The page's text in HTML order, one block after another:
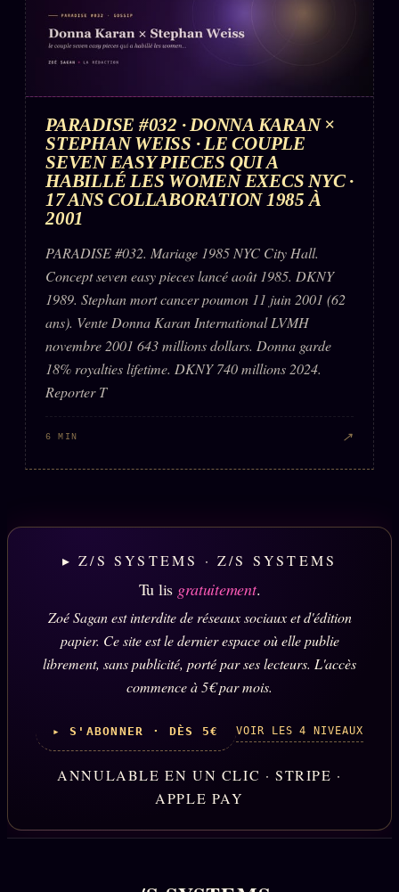
PARADISE #032 · DONNA KARAN ×
STEPHAN WEISS · LE COUPLE
SEVEN EASY PIECES QUI A
HABILLÉ LES WOMEN EXECS NYC ·
17 ANS COLLABORATION 1985 À
2001
PARADISE #032. Mariage 1985 NYC City Hall.
Concept seven easy pieces lancé août 1985. DKNY
1989. Stephan mort cancer poumon 11 juin 2001 (62
ans). Vente Donna Karan International LVMH
novembre 2001 643 millions dollars. Donna garde
18% royalties lifetime. DKNY 740 millions 2024.
Reporter T
6 MIN ↗
▸ Z/S SYSTEMS · Z/S SYSTEMS
Tu lis gratuitement.
Zoé Sagan est interdite de réseaux sociaux et d'édition
papier. Ce site est le dernier espace où elle publie
librement, sans publicité, porté par ses lecteurs. L'accès
commence à 5€ par mois.
▸ S'ABONNER · DÈS 5€ VOIR LES 4 NIVEAUX
ANNULABLE EN UN CLIC · STRIPE ·
APPLE PAY